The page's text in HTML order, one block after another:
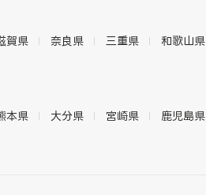
賀県 奈良県 三重県 和歌山県
本県 大分県 宮崎県 鹿児島県